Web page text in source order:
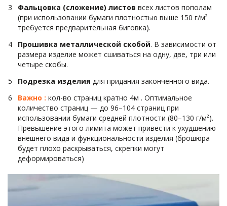
Фальцовка (сложение) листов всех листов пополам
(при использовании бумаги плотностью выше 150 г/м²
требуется предварительная биговка).
Прошивка металлической скобой. В зависимости от
размера изделие может сшиваться на одну, две, три или
четыре скобы.
Подрезка изделия для придания законченного вида.
Важно : кол-во страниц кратно 4м . Оптимальное
количество страниц — до 96–104 страниц при
использовании бумаги средней плотности (80–130 г/м²).
Превышение этого лимита может привести к ухудшению
внешнего вида и функциональности изделия (брошюра
будет плохо раскрываться, скрепки могут
деформироваться)